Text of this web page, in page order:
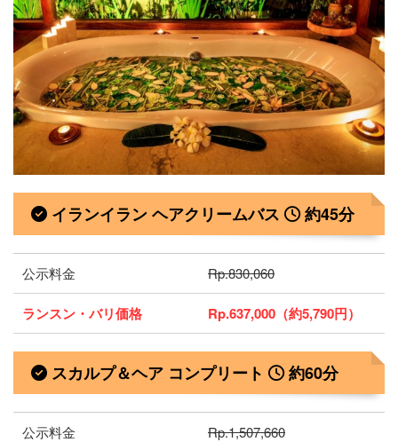
イランイラン ヘアクリームバス 約45分
公示料金 Rp.830,060
ランスン・バリ価格 Rp.637,000（約5,790円）
スカルプ＆ヘア コンプリート 約60分
公示料金 Rp.1,507,660